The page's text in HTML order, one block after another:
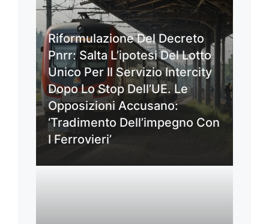
Riformulazione Del Decreto
Pnrr: Salta L’ipotesi Del Lotto
Unico Per Il Servizio Intercity
Dopo Lo Stop Dell’UE. Le
Opposizioni Accusano:
‘Tradimento Dell’impegno Con
I Ferrovieri’